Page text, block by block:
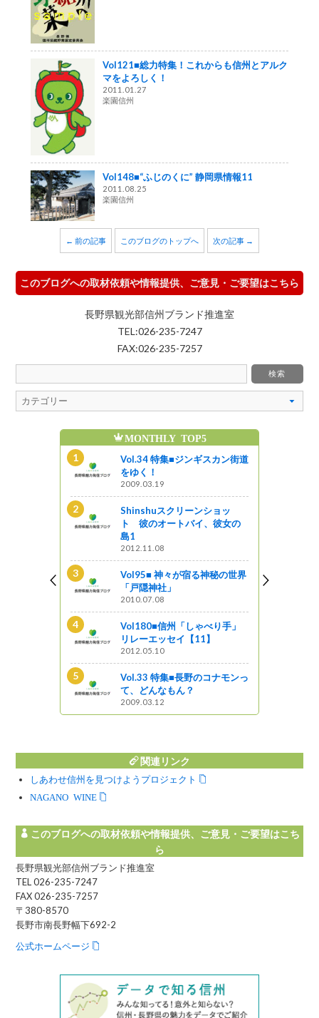
Vol121■総力特集！これからも信州とアルク
マをよろしく！
2011.01.27
楽園信州
Vol148■“ふじのくに” 静岡県情報11
2011.08.25
楽園信州
← 前の記事 このブログのトップへ 次の記事 →
このブログへの取材依頼や情報提供、ご意見・ご要望はこちら
長野県観光部信州ブランド推進室
TEL:026-235-7247
FAX:026-235-7257
MONTHLY TOP5
Vol.34 特集■ジンギスカン街道
をゆく！
2009.03.19
Shinshuスクリーンショッ
ト 彼のオートバイ、彼女の
島1
2012.11.08
Vol95■ 神々が宿る神秘の世界
「戸隠神社」
2010.07.08
Vol180■信州「しゃべり手」
リレーエッセイ【11】
2012.05.10
Vol.33 特集■長野のコナモンっ
て、どんなもん？
2009.03.12
関連リンク
しあわせ信州を見つけようプロジェクト
NAGANO WINE
このブログへの取材依頼や情報提供、ご意見・ご要望はこち
ら
長野県観光部信州ブランド推進室
TEL 026-235-7247
FAX 026-235-7257
〒380-8570
長野市南長野幅下692-2
公式ホームページ